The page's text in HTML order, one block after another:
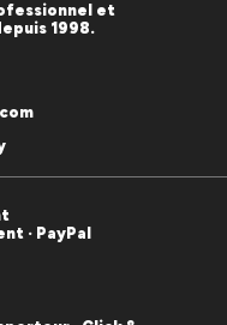
et
1998.
· PayPal